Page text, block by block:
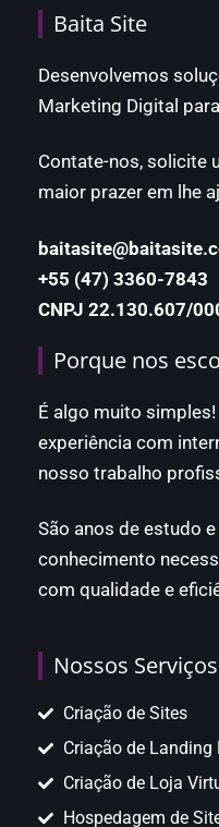
Baita Site
Desenvolvemos
Marketing Digital
Contate-nos, solicite
maior prazer em lhe
+55 (47) 3360-7843
CNPJ 22.130.607/
Porque nos
É algo muito
experiência com
nosso trabalho
São anos de estudo
conhecimento
com qualidade e
Nossos Serviços
Criação de Sites
Criação de Landing
Criação de Loja
Hospedagem de